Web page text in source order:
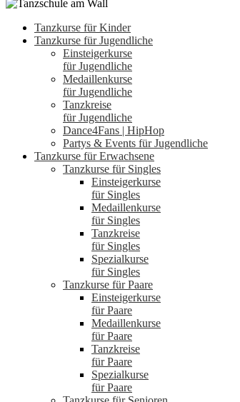
Tanzkurse für Kinder
Tanzkurse für Jugendliche
Einsteigerkurse
für Jugendliche
Medaillenkurse
für Jugendliche
Tanzkreise
für Jugendliche
Dance4Fans | HipHop
Partys & Events für Jugendliche
Tanzkurse für Erwachsene
Tanzkurse für Singles
Einsteigerkurse
für Singles
Medaillenkurse
für Singles
Tanzkreise
für Singles
Spezialkurse
für Singles
Tanzkurse für Paare
Einsteigerkurse
für Paare
Medaillenkurse
für Paare
Tanzkreise
für Paare
Spezialkurse
für Paare